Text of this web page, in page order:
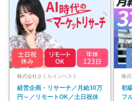
株式会社さくらインベスト
経営企画・リサーチ／月給30万
円～／リモートOK／土日祝休
株
初
フ